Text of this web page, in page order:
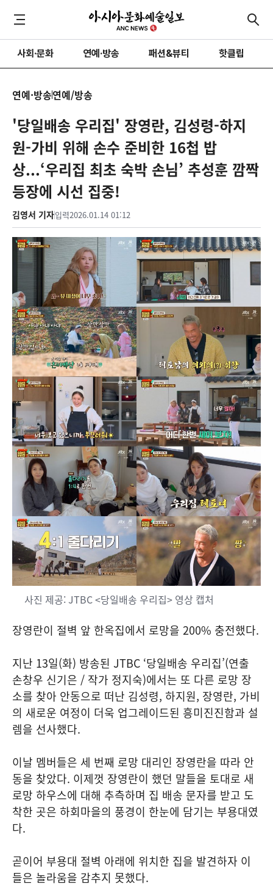
사회·문화 연예·방송 패션&뷰티 핫클립
연예·방송연예/방송
'당일배송 우리집' 장영란, 김성령-하지
원-가비 위해 손수 준비한 16첩 밥
상...‘우리집 최초 숙박 손님’ 추성훈 깜짝
등장에 시선 집중!
김영서 기자입력2026.01.14 01:12
사진 제공: JTBC <당일배송 우리집> 영상 캡처
장영란이 절벽 앞 한옥집에서 로망을 200% 충전했다.
지난 13일(화) 방송된 JTBC ‘당일배송 우리집’(연출
손창우 신기은 / 작가 정지숙)에서는 또 다른 로망 장
소를 찾아 안동으로 떠난 김성령, 하지원, 장영란, 가비
의 새로운 여정이 더욱 업그레이드된 흥미진진함과 설
렘을 선사했다.
이날 멤버들은 세 번째 로망 대리인 장영란을 따라 안
동을 찾았다. 이제껏 장영란이 했던 말들을 토대로 새
로망 하우스에 대해 추측하며 집 배송 문자를 받고 도
착한 곳은 하회마을의 풍경이 한눈에 담기는 부용대였
다.
곧이어 부용대 절벽 아래에 위치한 집을 발견하자 이
들은 놀라움을 감추지 못했다.